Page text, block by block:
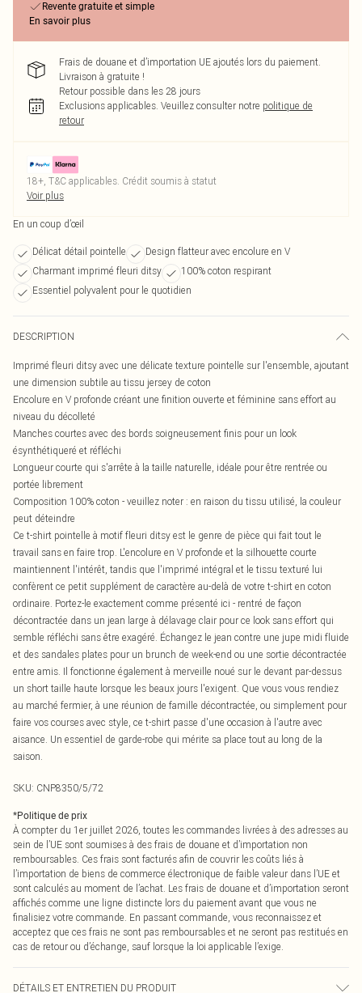
Revente gratuite et simple
En savoir plus
Frais de douane et d’importation UE ajoutés lors du paiement.
Livraison à gratuite !
Retour possible dans les 28 jours
Exclusions applicables. Veuillez consulter notre politique de
retour
18+, T&C applicables. Crédit soumis à statut
Voir plus
En un coup d’œil
Délicat détail pointelle
Design flatteur avec encolure en V
Charmant imprimé fleuri ditsy
100% coton respirant
Essentiel polyvalent pour le quotidien
DESCRIPTION
Imprimé fleuri ditsy avec une délicate texture pointelle sur l'ensemble, ajoutant
une dimension subtile au tissu jersey de coton
Encolure en V profonde créant une finition ouverte et féminine sans effort au
niveau du décolleté
Manches courtes avec des bords soigneusement finis pour un look
ésynthétiqueré et réfléchi
Longueur courte qui s'arrête à la taille naturelle, idéale pour être rentrée ou
portée librement
Composition 100% coton - veuillez noter : en raison du tissu utilisé, la couleur
peut déteindre
Ce t-shirt pointelle à motif fleuri ditsy est le genre de pièce qui fait tout le
travail sans en faire trop. L'encolure en V profonde et la silhouette courte
maintiennent l'intérêt, tandis que l'imprimé intégral et le tissu texturé lui
confèrent ce petit supplément de caractère au-delà de votre t-shirt en coton
ordinaire. Portez-le exactement comme présenté ici - rentré de façon
décontractée dans un jean large à délavage clair pour ce look sans effort qui
semble réfléchi sans être exagéré. Échangez le jean contre une jupe midi fluide
et des sandales plates pour un brunch de week-end ou une sortie décontractée
entre amis. Il fonctionne également à merveille noué sur le devant par-dessus
un short taille haute lorsque les beaux jours l'exigent. Que vous vous rendiez
au marché fermier, à une réunion de famille décontractée, ou simplement pour
faire vos courses avec style, ce t-shirt passe d'une occasion à l'autre avec
aisance. Un essentiel de garde-robe qui mérite sa place tout au long de la
saison.
SKU: CNP8350/5/72
*Politique de prix
À compter du 1er juillet 2026, toutes les commandes livrées à des adresses au
sein de l’UE sont soumises à des frais de douane et d’importation non
remboursables. Ces frais sont facturés afin de couvrir les coûts liés à
l’importation de biens de commerce électronique de faible valeur dans l’UE et
sont calculés au moment de l’achat. Les frais de douane et d’importation seront
affichés comme une ligne distincte lors du paiement avant que vous ne
finalisiez votre commande. En passant commande, vous reconnaissez et
acceptez que ces frais ne sont pas remboursables et ne seront pas restitués en
cas de retour ou d’échange, sauf lorsque la loi applicable l’exige.
DÉTAILS ET ENTRETIEN DU PRODUIT